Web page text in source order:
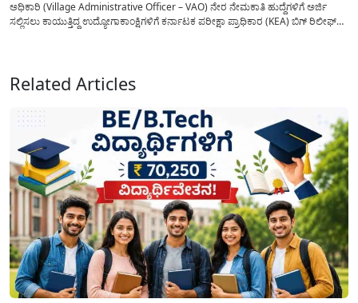
ಅಧಿಕಾರಿ (Village Administrative Officer – VAO) ನೇರ ನೇಮಕಾತಿ ಹುದ್ದೆಗಳಿಗೆ ಅರ್ಜಿ
ಸಲ್ಲಿಸಲು ಕಾಯುತ್ತಿದ್ದ ಉದ್ಯೋಗಾಕಾಂಕ್ಷಿಗಳಿಗೆ ಕರ್ನಾಟಕ ಪರೀಕ್ಷಾ ಪ್ರಾಧಿಕಾರ (KEA) ಬಿಗ್ ರಿಲೀಫ್
Related Articles